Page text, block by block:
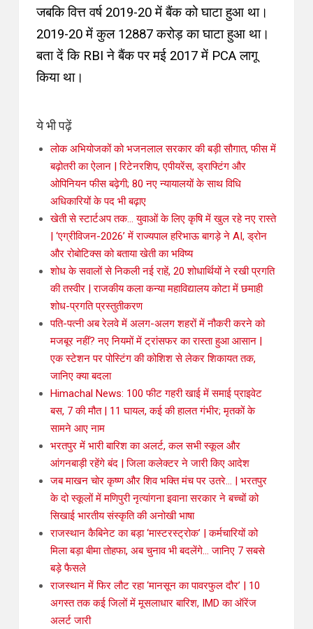
जबकि वित्त वर्ष 2019-20 में बैंक को घाटा हुआ था।
2019-20 में कुल 12887 करोड़ का घाटा हुआ था।
बता दें कि RBI ने बैंक पर मई 2017 में PCA लागू
किया था।
ये भी पढ़ें
लोक अभियोजकों को भजनलाल सरकार की बड़ी सौगात, फीस में
बढ़ोतरी का ऐलान | रिटेनरशिप, एपीयरेंस, ड्राफ्टिंग और
ओपिनियन फीस बढ़ेगी; 80 नए न्यायालयों के साथ विधि
अधिकारियों के पद भी बढ़ाए
खेती से स्टार्टअप तक… युवाओं के लिए कृषि में खुल रहे नए रास्ते
| ‘एग्रीविजन-2026’ में राज्यपाल हरिभाऊ बागड़े ने AI, ड्रोन
और रोबोटिक्स को बताया खेती का भविष्य
शोध के सवालों से निकली नई राहें, 20 शोधार्थियों ने रखी प्रगति
की तस्वीर | राजकीय कला कन्या महाविद्यालय कोटा में छमाही
शोध-प्रगति प्रस्तुतीकरण
पति-पत्नी अब रेलवे में अलग-अलग शहरों में नौकरी करने को
मजबूर नहीं? नए नियमों में ट्रांसफर का रास्ता हुआ आसान |
एक स्टेशन पर पोस्टिंग की कोशिश से लेकर शिकायत तक,
जानिए क्या बदला
Himachal News: 100 फीट गहरी खाई में समाई प्राइवेट
बस, 7 की मौत | 11 घायल, कई की हालत गंभीर; मृतकों के
सामने आए नाम
भरतपुर में भारी बारिश का अलर्ट, कल सभी स्कूल और
आंगनबाड़ी रहेंगे बंद | जिला कलेक्टर ने जारी किए आदेश
जब माखन चोर कृष्ण और शिव भक्ति मंच पर उतरे… | भरतपुर
के दो स्कूलों में मणिपुरी नृत्यांगना इवाना सरकार ने बच्चों को
सिखाई भारतीय संस्कृति की अनोखी भाषा
राजस्थान कैबिनेट का बड़ा ‘मास्टरस्ट्रोक’ | कर्मचारियों को
मिला बड़ा बीमा तोहफा, अब चुनाव भी बदलेंगे… जानिए 7 सबसे
बड़े फैसले
राजस्थान में फिर लौट रहा ‘मानसून का पावरफुल दौर’ | 10
अगस्त तक कई जिलों में मूसलाधार बारिश, IMD का ऑरेंज
अलर्ट जारी